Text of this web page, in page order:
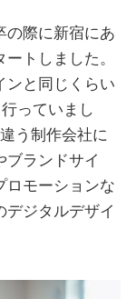
の際に新宿にあ
トしました。
ンと同じくらい
っていまし
う制作会社に
ブランドサイ
ロモーションな
デジタルデザイ